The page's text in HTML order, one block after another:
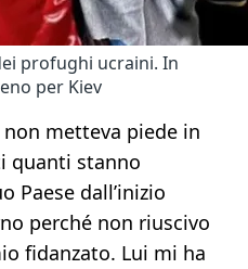
profughi ucraini. In
per Kiev
metteva piede in
quanti stanno
Paese dall’inizio
perché non riuscivo
fidanzato. Lui mi ha